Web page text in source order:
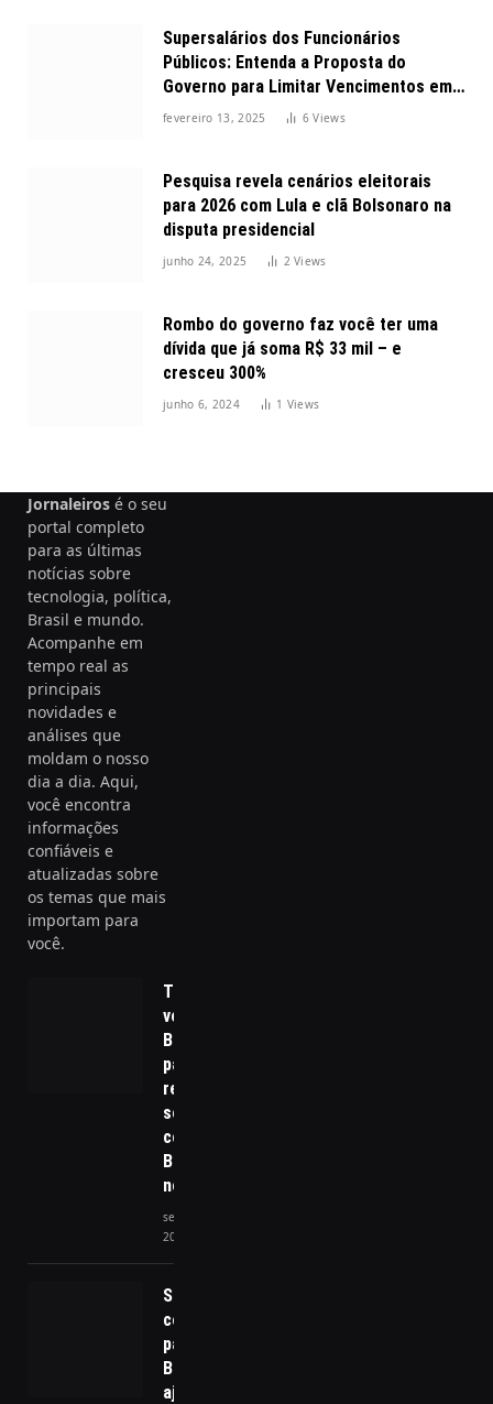
Supersalários dos Funcionários
Públicos: Entenda a Proposta do
Governo para Limitar Vencimentos em
2025
fevereiro 13, 2025 6Views
Pesquisa revela cenários eleitorais
para 2026 com Lula e clã Bolsonaro na
disputa presidencial
junho 24, 2025 2Views
Rombo do governo faz você ter uma
dívida que já soma R$ 33 mil – e
cresceu 300%
junho 6, 2024 1 Views
Jornaleiros é o seu
portal completo
para as últimas
notícias sobre
tecnologia, política,
Brasil e mundo.
Acompanhe em
tempo real as
principais
novidades e
análises que
moldam o nosso
dia a dia. Aqui,
você encontra
informações
confiáveis e
atualizadas sobre
os temas que mais
importam para
você.
Tarcísio
volta a
Brasília
para
reverter
sentença
contra
Bolsonaro
no STF
setembro 16,
2025
Serviço
completo
para
Booking
ajuda a